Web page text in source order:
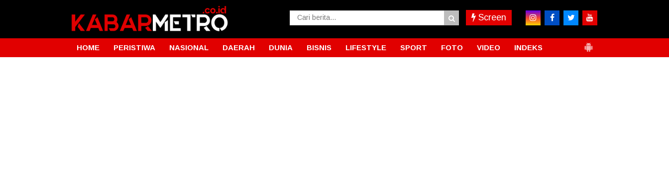
Screen
HOME PERISTIWA NASIONAL DAERAH DUNIA BISNIS LIFESTYLE SPORT FOTO VIDEO INDEKS